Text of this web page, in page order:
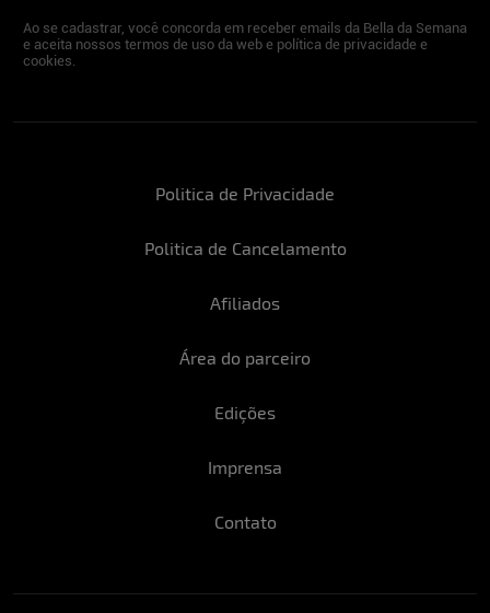
Politica de Privacidade
Politica de Cancelamento
Afiliados
Área do parceiro
Edições
Imprensa
Contato
Ao se cadastrar, você concorda em receber emails da Bella da Semana
e aceita nossos termos de uso da web e política de privacidade e
cookies.